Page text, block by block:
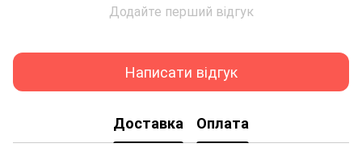
Додайте перший відгук
Написати відгук
Доставка Оплата